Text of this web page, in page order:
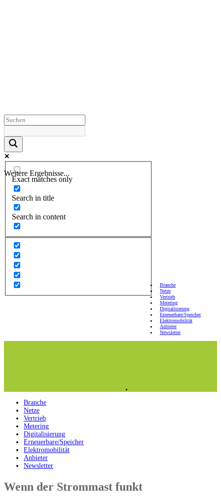
Weitere Ergebnisse...
Exact matches only
Search in title
Search in content
Branche
Netze
Vertrieb
Metering
Digitalisierung
Erneuerbare/Speicher
Elektromobilität
Anbieter
Newsletter
Branche
Netze
Vertrieb
Metering
Digitalisierung
Erneuerbare/Speicher
Elektromobilität
Anbieter
Newsletter
Wenn der Strommast funkt